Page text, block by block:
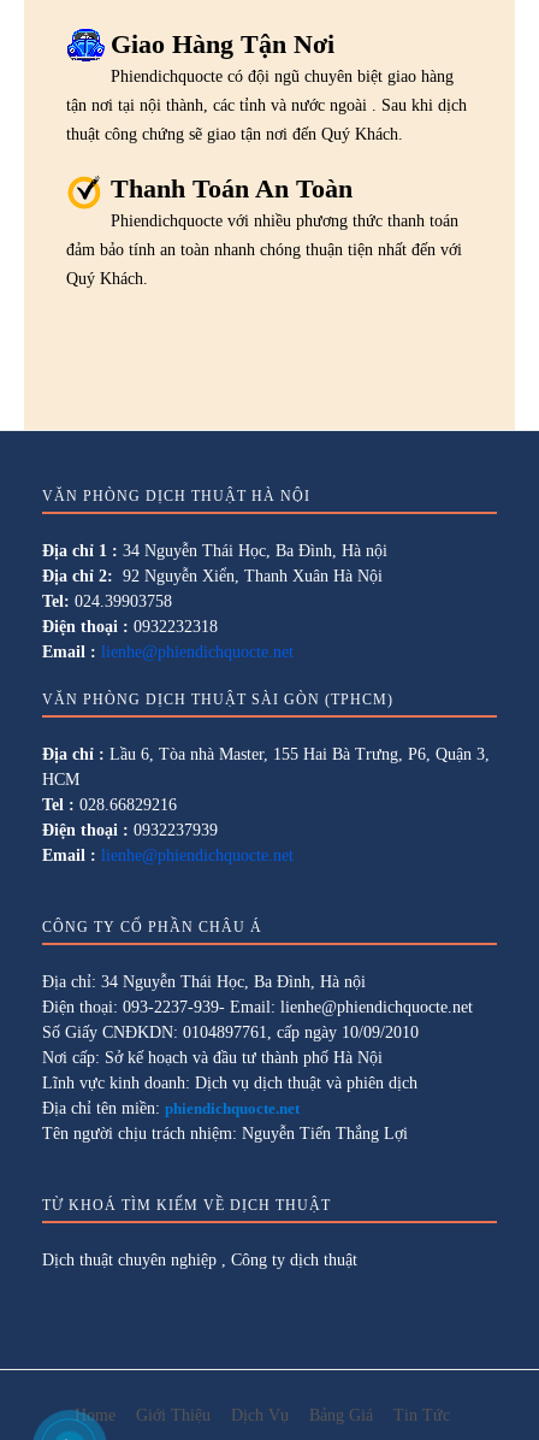
Giao Hàng Tận Nơi
Phiendichquocte có đội ngũ chuyên biệt giao hàng
tận nơi tại nội thành, các tỉnh và nước ngoài . Sau khi dịch
thuật công chứng sẽ giao tận nơi đến Quý Khách.
Thanh Toán An Toàn
Phiendichquocte với nhiều phương thức thanh toán
đảm bảo tính an toàn nhanh chóng thuận tiện nhất đến với
Quý Khách.
VĂN PHÒNG DỊCH THUẬT HÀ NỘI
Địa chỉ 1 : 34 Nguyễn Thái Học, Ba Đình, Hà nội
Địa chỉ 2: 92 Nguyễn Xiển, Thanh Xuân Hà Nội
Tel: 024.39903758
Điện thoại : 0932232318
Email : lienhe@phiendichquocte.net
VĂN PHÒNG DỊCH THUẬT SÀI GÒN (TPHCM)
Địa chỉ : Lầu 6, Tòa nhà Master, 155 Hai Bà Trưng, P6, Quận 3,
HCM
Tel : 028.66829216
Điện thoại : 0932237939
Email : lienhe@phiendichquocte.net
CÔNG TY CỔ PHẦN CHÂU Á
Địa chỉ: 34 Nguyễn Thái Học, Ba Đình, Hà nội
Điện thoại: 093-2237-939- Email: lienhe@phiendichquocte.net
Số Giấy CNĐKDN: 0104897761, cấp ngày 10/09/2010
Nơi cấp: Sở kế hoạch và đầu tư thành phố Hà Nội
Lĩnh vực kinh doanh: Dịch vụ dịch thuật và phiên dịch
Địa chỉ tên miền: phiendichquocte.net
Tên người chịu trách nhiệm: Nguyễn Tiến Thắng Lợi
TỪ KHOÁ TÌM KIẾM VỀ DỊCH THUẬT
Dịch thuật chuyên nghiệp Công ty dịch thuật
Home Giới Thiệu Dịch Vụ Bảng Giá Tin Tức